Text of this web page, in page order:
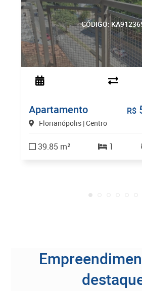
CÓDIGO:
Apartamento
Florianópolis | Centro
R$
39.85 m² 1
Empreendimentos em